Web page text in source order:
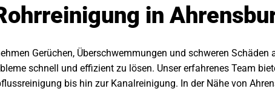
in
Gerüchen, Überschwemmungen und schweren
schnell und effizient zu lösen. Unser erfahrenes Team
bis hin zur Kanalreinigung. In der Nähe von